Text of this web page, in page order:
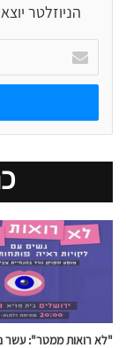
הניוזלטר
הקלידו
כתובת
אימייל
"לא רואות ממטר": עשר